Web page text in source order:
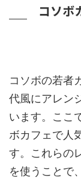
コソボ
コソボの若者
代風にアレン
います。ここ
ボカフェで人
す。これらの
を使うことで